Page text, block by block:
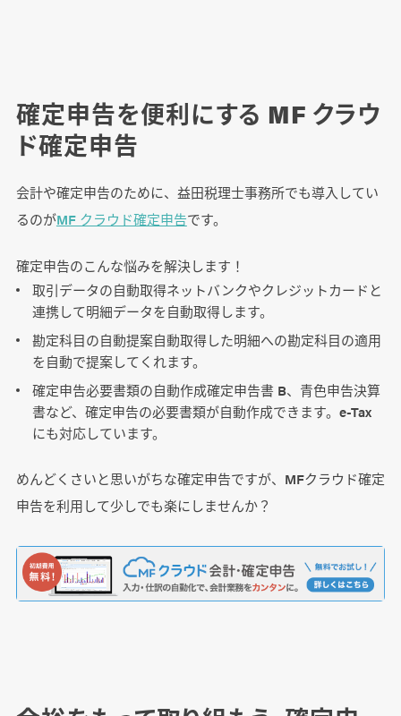
確定申告を便利にする MF クラウ
ド確定申告
会計や確定申告のために、益田税理士事務所でも導入してい
るのがMF クラウド確定申告です。
確定申告のこんな悩みを解決します！
取引データの自動取得ネットバンクやクレジットカードと
連携して明細データを自動取得します。
勘定科目の自動提案自動取得した明細への勘定科目の適用
を自動で提案してくれます。
確定申告必要書類の自動作成確定申告書 B、青色申告決算
書など、確定申告の必要書類が自動作成できます。e-Tax
にも対応しています。
めんどくさいと思いがちな確定申告ですが、MFクラウド確定
申告を利用して少しでも楽にしませんか？